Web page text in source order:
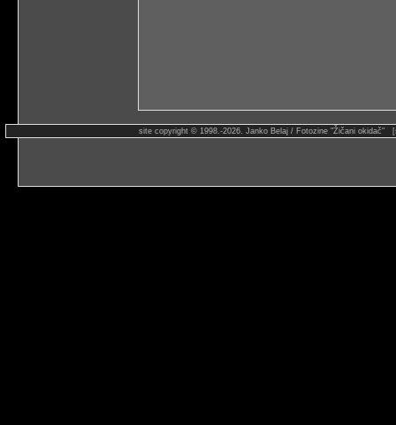
site copyright © 1998.-2026. Janko Belaj / Fotozine "Žičani okidač"